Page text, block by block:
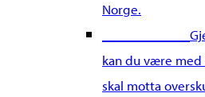
Norge.
kan du være med
skal motta